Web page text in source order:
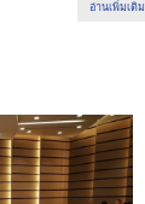
อ่านเพิ่มเติม